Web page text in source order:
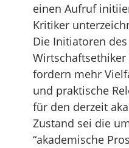
einen Aufruf
Kritiker
Die Initiatoren
fordern mehr
und praktische
für den derzeit
Zustand sei die
“akademische